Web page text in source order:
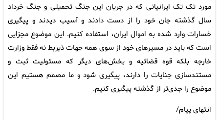
مورد تک تک ایرانیانی که در جریان این جنگ تحمیلی و جنگ خرداد
سال گذشته جان خود را از دست دادند و آسیب دیدند و پیگیری
خسارات وارد شده به اموال ایران، استفاده کنیم. این موضوع مجزایی
است که باید در مسیرهای خود از سوی همه جهات ذیربط نه فقط وزارت
خارجه بلکه قوه قضائیه و بخش‌های دیگر که مسئولیت ثبت و
مستندسازی جنایات را دارند، پیگیری شود و ما مصمم هستیم این
موضوع را جدی‌تر از گذشته پیگیری کنیم.
انتهای پیام/